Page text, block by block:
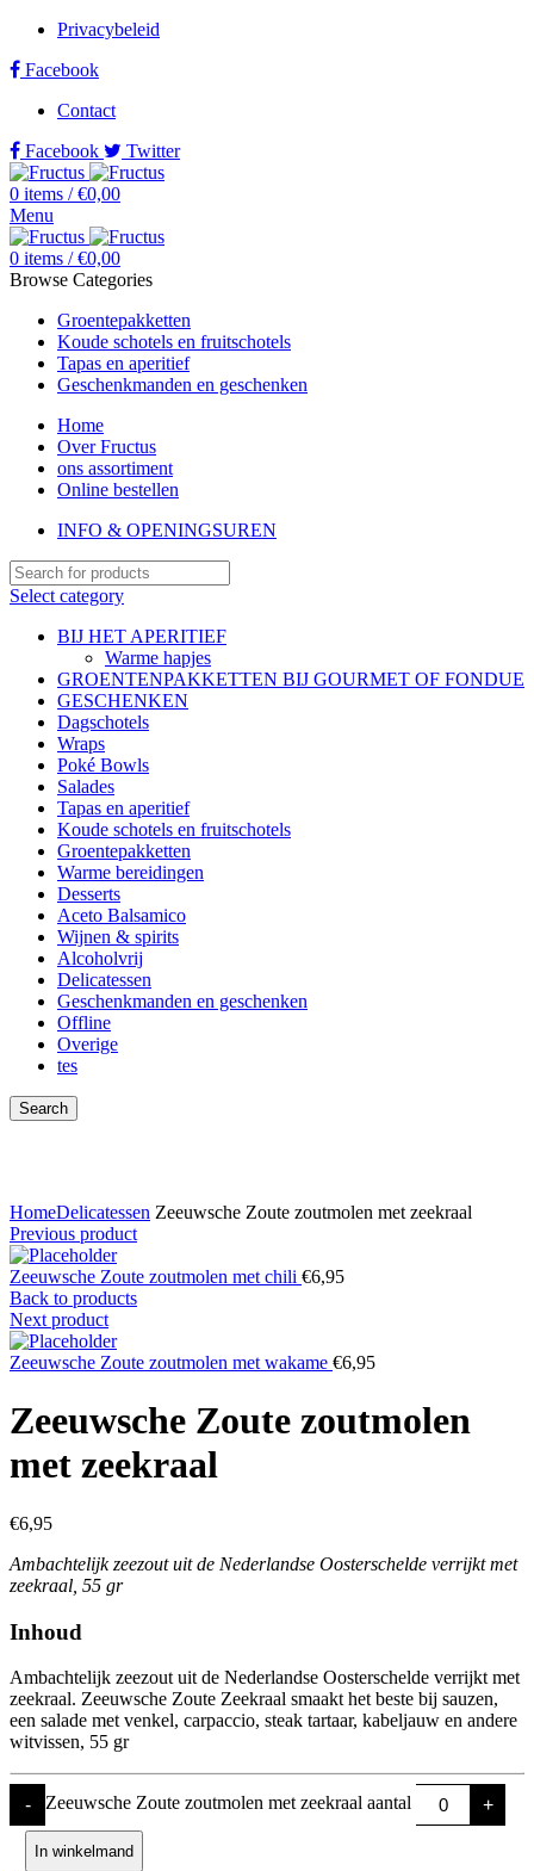
Privacybeleid
Facebook
Contact
Facebook
Twitter
0 items / €0,00
Menu
0 items / €0,00
Browse Categories
Groentepakketten
Koude schotels en fruitschotels
Tapas en aperitief
Geschenkmanden en geschenken
Home
Over Fructus
ons assortiment
Online bestellen
INFO & OPENINGSUREN
Select category
BIJ HET APERITIEF
Warme hapjes
GROENTENPAKKETTEN BIJ GOURMET OF FONDUE
GESCHENKEN
Dagschotels
Wraps
Poké Bowls
Salades
Tapas en aperitief
Koude schotels en fruitschotels
Groentepakketten
Warme bereidingen
Desserts
Aceto Balsamico
Wijnen & spirits
Alcoholvrij
Delicatessen
Geschenkmanden en geschenken
Offline
Overige
tes
Search
HomeDelicatessen Zeeuwsche Zoute zoutmolen met zeekraal
Previous product
Zeeuwsche Zoute zoutmolen met chili €6,95
Back to products
Next product
Zeeuwsche Zoute zoutmolen met wakame €6,95
Zeeuwsche Zoute zoutmolen
met zeekraal
€6,95
Ambachtelijk zeezout uit de Nederlandse Oosterschelde verrijkt met
zeekraal, 55 gr
Inhoud
Ambachtelijk zeezout uit de Nederlandse Oosterschelde verrijkt met
zeekraal. Zeeuwsche Zoute Zeekraal smaakt het beste bij sauzen,
een salade met venkel, carpaccio, steak tartaar, kabeljauw en andere
witvissen, 55 gr
- Zeeuwsche Zoute zoutmolen met zeekraal aantal +
In winkelmand